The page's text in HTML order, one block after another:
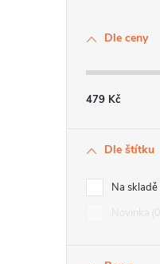
Dle ceny
479 Kč
Dle štítku
Na skladě